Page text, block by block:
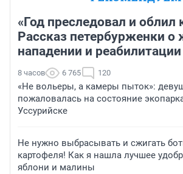
«Год преследовал и облил
Рассказ петербурженки о
нападении и реабилитации
8 часов 6 765 120
«Не вольеры, а камеры пыток»:
пожаловалась на состояние
Уссурийске
Не нужно выбрасывать и сжигать
картофеля! Как я нашла лучшее
яблони и малины